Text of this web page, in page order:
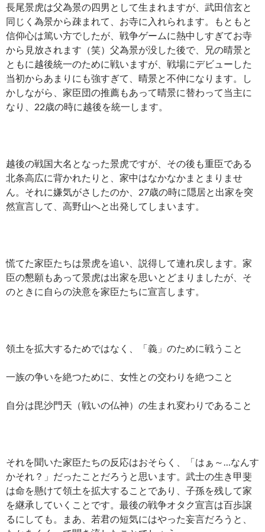
長尾景虎は父為景の四男として生まれますが、武田信玄と
同じく為景から疎まれて、お寺に入れられます。もともと
信仰心は篤い方でしたが、戦争ゲームに熱中しすぎてお寺
から見放されます（笑）父為景が没した後で、兄の晴景と
ともに越後統一のために戦いますが、戦場にデビューした
当初からあまりにも強すぎて、晴景と不仲になります。し
かしながら、家臣団の推薦もあって晴景に替わって当主に
なり、22歳の時に越後を統一します。
越後の戦国大名となった景虎ですが、その後も重臣である
北条高広に背かれたりと、家中はなかなかまとまりませ
ん。それに嫌気がさしたのか、27歳の時に隠居と出家を突
然宣言して、高野山へと出発してしまいます。
慌てた家臣たちは景虎を追い、説得して連れ戻します。家
臣の懇願もあって景虎は出家を思いとどまりましたが、そ
のときに自らの決意を家臣たちに宣言します。
領土を拡大するためではなく、「義」のために戦うこと
一族の争いを絶つために、女性との交わりを絶つこと
自分は毘沙門天（戦いの仏神）の生まれ変わりであること
それを聞いた家臣たちの反応はおそらく、「はぁ～…なんす
かそれ？」だったことだろうと思います。武士の生き甲斐
は命を懸けて領土を拡大することであり、子孫を残して家
を継承していくことです。最後の戦争オタク宣言は百歩譲
るにしても。まあ、若君の短気にはやった妄言だろうと、